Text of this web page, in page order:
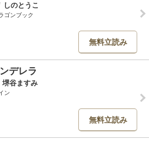
しのとうこ
ゴンブック
無料立読み
デレラ
堺谷ますみ
ン
無料立読み